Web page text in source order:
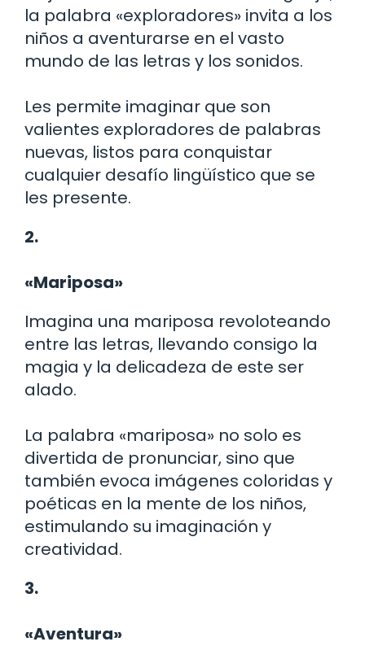
la palabra «exploradores» invita a los
niños a aventurarse en el vasto
mundo de las letras y los sonidos.
Les permite imaginar que son
valientes exploradores de palabras
nuevas, listos para conquistar
cualquier desafío lingüístico que se
les presente.
2.
«Mariposa»
Imagina una mariposa revoloteando
entre las letras, llevando consigo la
magia y la delicadeza de este ser
alado.
La palabra «mariposa» no solo es
divertida de pronunciar, sino que
también evoca imágenes coloridas y
poéticas en la mente de los niños,
estimulando su imaginación y
creatividad.
3.
«Aventura»